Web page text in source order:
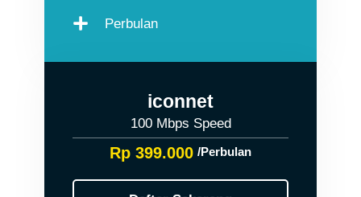
Perbulan
iconnet
100 Mbps Speed
Rp 399.000 /Perbulan